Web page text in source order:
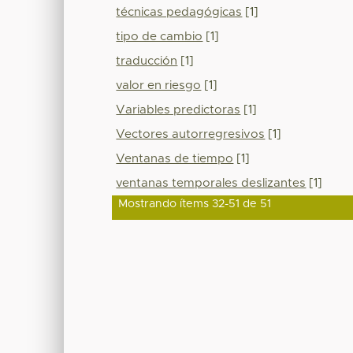
técnicas pedagógicas [1]
tipo de cambio [1]
traducción [1]
valor en riesgo [1]
Variables predictoras [1]
Vectores autorregresivos [1]
Ventanas de tiempo [1]
ventanas temporales deslizantes [1]
Mostrando ítems 32-51 de 51